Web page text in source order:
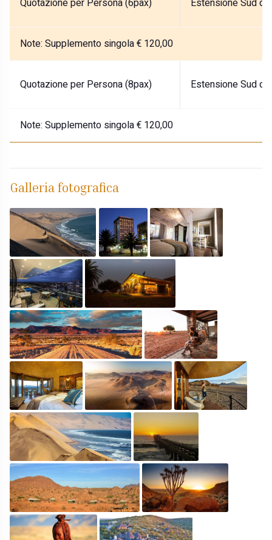
Quotazione per Persona (6pax) Estensione Sud
Note: Supplemento singola € 120,00
Quotazione per Persona (8pax) Estensione Sud
Note: Supplemento singola € 120,00
Galleria fotografica